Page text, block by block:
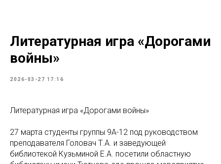
Литературная игра «Дорогами
войны»
2026-03-27 17:16
Литературная игра «Дорогами войны»
27 марта студенты группы 9А-12 под руководством
преподавателя Головач Т.А. и заведующей
библиотекой Кузьминой Е.А. посетили областную